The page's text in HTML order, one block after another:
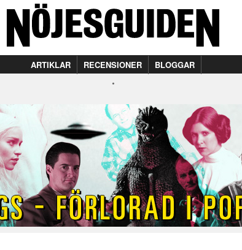
ARTIKLAR RECENSIONER BLOGGAR